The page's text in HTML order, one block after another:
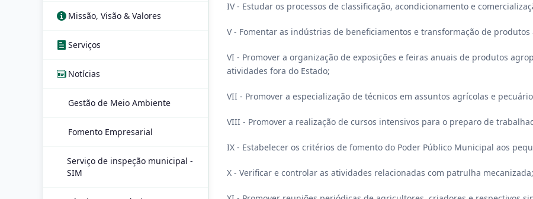
Missão, Visão & Valores
Serviços
Notícias
Gestão de Meio Ambiente
Fomento Empresarial
Serviço de inspeção municipal -
SIM
IV - Estudar os processos de classificação, acondicionamento e
V - Fomentar as indústrias de beneficiamentos e transformação de produtos
VI - Promover a organização de exposições e feiras anuais de produtos
atividades fora do Estado;
VII - Promover a especialização de técnicos em assuntos agrícolas e
VIII - Promover a realização de cursos intensivos para o preparo de
IX - Estabelecer os critérios de fomento do Poder Público Municipal aos
X - Verificar e controlar as atividades relacionadas com patrulha mecanizada;